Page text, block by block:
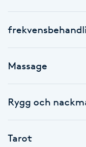
Brynformning
Brynplockning
Massage
Rygg och
Tarot